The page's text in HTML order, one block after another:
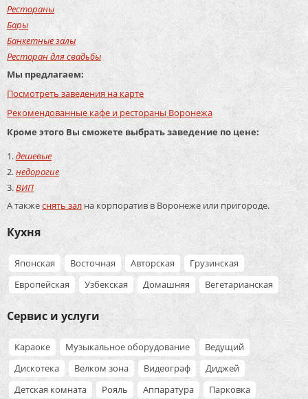
Рестораны
Бары
Банкетные залы
Ресторан для свадьбы
Мы предлагаем:
Посмотреть заведения на карте
Рекомендованные кафе и рестораны Воронежа
Кроме этого Вы сможете выбрать заведение по цене:
дешевые
недорогие
ВИП
А такжеснять зал на корпоратив в Воронеже или пригороде.
Кухня
Японская Восточная Авторская
Грузинская
Европейская
Узбекская Домашняя Вегетарианская
Сервис и услуги
Караоке Музыкальное оборудование
Ведущий
Дискотека
Велком зона Видеограф
Диджей
Детская комната
Рояль Аппаратура
Парковка